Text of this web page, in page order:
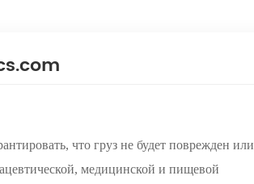
что груз не будет поврежден или
медицинской и пищевой